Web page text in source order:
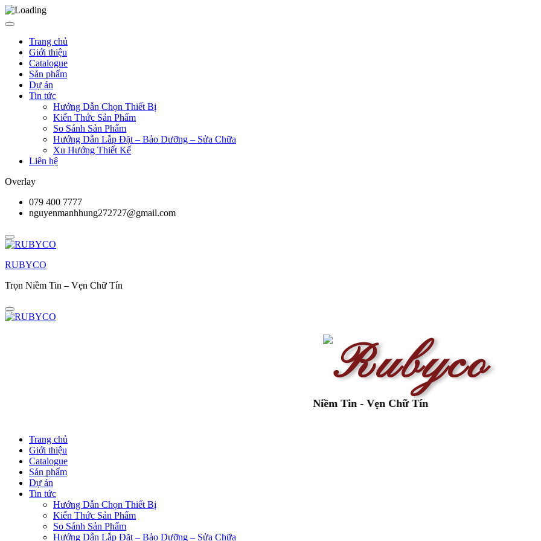
Trang chủ
Giới thiệu
Catalogue
Sản phẩm
Dự án
Tin tức
Hướng Dẫn Chọn Thiết Bị
Kiến Thức Sản Phẩm
So Sánh Sản Phẩm
Hướng Dẫn Lắp Đặt – Bảo Dưỡng – Sửa Chữa
Xu Hướng Thiết Kế
Liên hệ
Overlay
079 400 7777
nguyenmanhhung272727@gmail.com
RUBYCO
Trọn Niềm Tin – Vẹn Chữ Tín
Trọn Niềm Tin - Vẹn Chữ Tín
Trang chủ
Giới thiệu
Catalogue
Sản phẩm
Dự án
Tin tức
Hướng Dẫn Chọn Thiết Bị
Kiến Thức Sản Phẩm
So Sánh Sản Phẩm
Hướng Dẫn Lắp Đặt – Bảo Dưỡng – Sửa Chữa